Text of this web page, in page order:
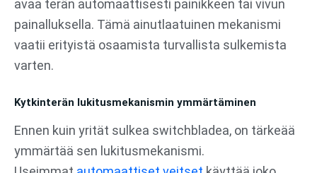
avaa terän automaattisesti painikkeen tai vivun
painalluksella. Tämä ainutlaatuinen mekanismi
vaatii erityistä osaamista turvallista sulkemista
varten.
Kytkinterän lukitusmekanismin ymmärtäminen
Ennen kuin yrität sulkea switchbladea, on tärkeää
ymmärtää sen lukitusmekanismi.